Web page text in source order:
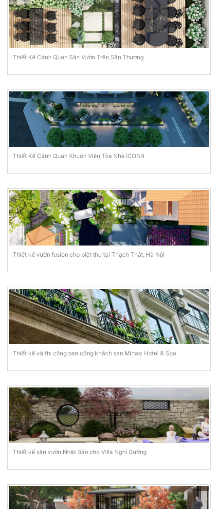
Thiết Kế Cảnh Quan Sân Vườn Trên Sân Thượng
Thiết Kế Cảnh Quan Khuôn Viên Tòa Nhà ICON4
Thiết kế vườn fusion cho biệt thự tại Thạch Thất, Hà Nội
Thiết kế và thi công ban công khách sạn Minasi Hotel & Spa
Thiết kế sân vườn Nhật Bản cho Villa Nghỉ Dưỡng